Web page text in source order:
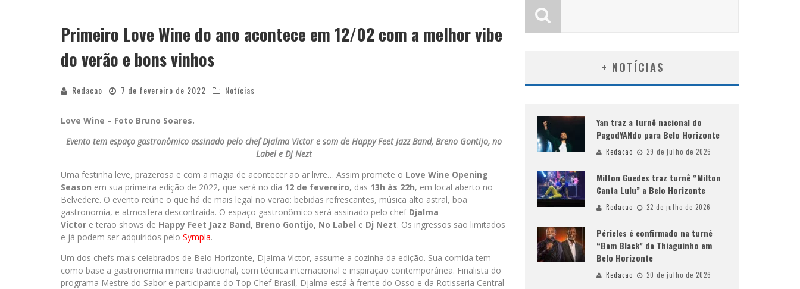
Primeiro Love Wine do ano acontece em 12/02 com a melhor vibe
do verão e bons vinhos
Redacao 7 de fevereiro de 2022 Notícias
Love Wine – Foto Bruno Soares.
Evento tem espaço gastronômico assinado pelo chef Djalma Victor e som de Happy Feet Jazz Band, Breno Gontijo, no
Label e Dj Nezt
Uma festinha leve, prazerosa e com a magia de acontecer ao ar livre… Assim promete o Love Wine Opening
Season em sua primeira edição de 2022, que será no dia 12 de fevereiro, das 13h às 22h, em local aberto no
Belvedere. O evento reúne o que há de mais legal no verão: bebidas refrescantes, música alto astral, boa
gastronomia, e atmosfera descontraída. O espaço gastronômico será assinado pelo chefDjalma
Victor e terão shows de Happy Feet Jazz Band, Breno Gontijo, No Label e Dj Nezt. Os ingressos são limitados
e já podem ser adquiridos pelo Sympla.
Um dos chefs mais celebrados de Belo Horizonte, Djalma Victor, assume a cozinha da edição. Sua comida tem
como base a gastronomia mineira tradicional, com técnica internacional e inspiração contemporânea. Finalista do
programa Mestre do Sabor e participante do Top Chef Brasil, Djalma está à frente do Osso e da Rotisseria Central
+ NOTÍCIAS
Yan traz a turnê nacional do
PagodYANdo para Belo Horizonte
Redacao 29 de julho de 2026
Milton Guedes traz turnê “Milton
Canta Lulu” a Belo Horizonte
Redacao 22 de julho de 2026
Péricles é confirmado na turnê
“Bem Black” de Thiaguinho em
Belo Horizonte
Redacao 20 de julho de 2026